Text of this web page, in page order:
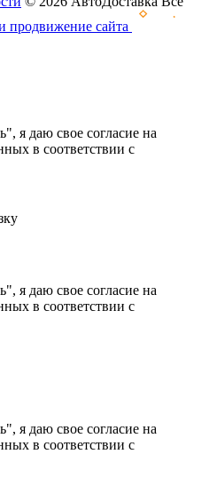
продвижение сайта
я даю свое согласие на
в соответствии с
я даю свое согласие на
в соответствии с
я даю свое согласие на
в соответствии с